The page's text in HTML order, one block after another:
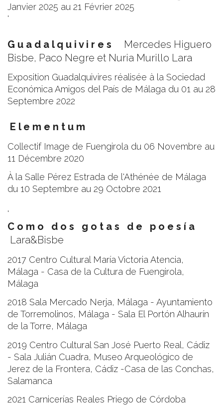
Janvier 2025 au 21 Février 2025
'
G u a d a l q u i v i r e s
Mercedes Higuero
Bisbe, Paco Negre et Nuria Murillo Lara
Exposition Guadalquivires réalisée à la Sociedad
Económica Amigos del País de Málaga du 01 au 28
Septembre 2022
E l e m e n t u m
Collectif Image de Fuengirola du 06 Novembre au
11 Décembre 2020
À la Salle Pérez Estrada de l'Athénée de Málaga
du 10 Septembre au 29 Octobre 2021
'
C o m o d o s g o t a s d e p o e s í a
Lara&Bisbe
2017 Centro Cultural María Victoria Atencia,
Málaga - Casa de la Cultura de Fuengirola,
Málaga
2018 Sala Mercado Nerja, Málaga - Ayuntamiento
de Torremolinos, Málaga - Sala El Portón Alhaurín
de la Torre, Málaga
2019 Centro Cultural San José Puerto Real, Cádiz
- Sala Julián Cuadra, Museo Arqueológico de
Jerez de la Frontera, Cádiz -Casa de las Conchas,
Salamanca
2021 Carnicerías Reales Priego de Córdoba